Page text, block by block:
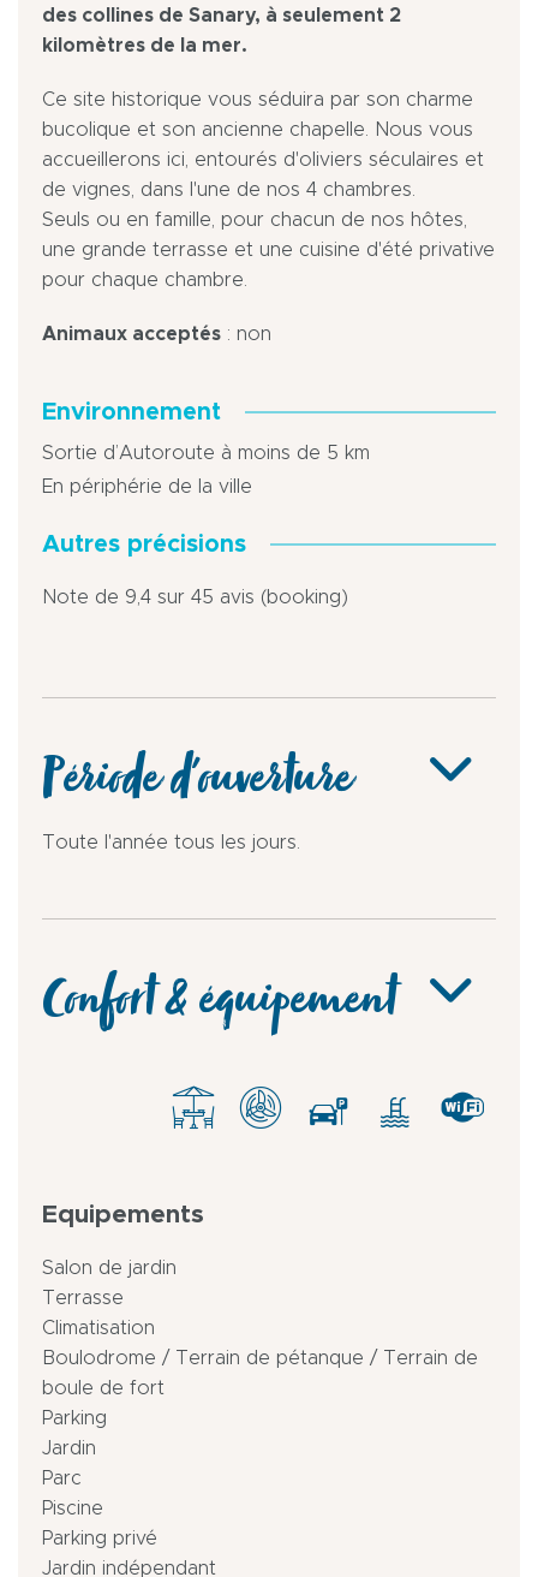
des collines de Sanary, à seulement 2
kilomètres de la mer.
Ce site historique vous séduira par son charme
bucolique et son ancienne chapelle. Nous vous
accueillerons ici, entourés d'oliviers séculaires et
de vignes, dans l'une de nos 4 chambres.
Seuls ou en famille, pour chacun de nos hôtes,
une grande terrasse et une cuisine d'été privative
pour chaque chambre.
Animaux acceptés : non
Environnement
Sortie d’Autoroute à moins de 5 km
En périphérie de la ville
Autres précisions
Note de 9,4 sur 45 avis (booking)
Période d'ouverture
Toute l'année tous les jours.
Confort & équipement
Equipements
Salon de jardin
Terrasse
Climatisation
Boulodrome / Terrain de pétanque / Terrain de
boule de fort
Parking
Jardin
Parc
Piscine
Parking privé
Jardin indépendant